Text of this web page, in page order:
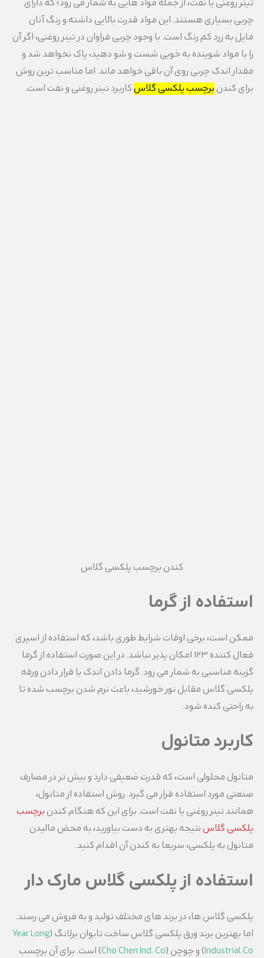
تینر روغنی یا نفت، از جمله مواد هایی به شمار می رود؛ که دارای
چربی بسیاری هستند. این مواد قدرت بالایی داشته و رنگ آنان
مایل به زرد کم رنگ است. با وجود چربی فراوان در تینر روغنی، اگر آن
را با مواد شوینده به خوبی شست و شو دهید، پاک نخواهد شد و
مقدار اندک چربی روی آن باقی خواهد ماند. اما مناسب ترین روش
برای کندن برچسب پلکسی گلاسکاربرد تینر روغنی و نفت است.
کندن برچسب پلکسی گلاس
استفاده از گرما
ممکن است، برخی اوقات شرایط طوری باشد، که استفاده از اسپری
فعال کننده ۱۲۳ امکان پذیر نباشد. در این صورت استفاده از گرما
گزینه مناسبی به شمار می رود. گرما دادن اندک یا قرار دادن ورقه
پلکسی گلاس مقابل نور خورشید، باعث نرم شدن برچسب شده تا
به راحتی کنده شود.
کاربرد متانول
متانول محلولی است، که قدرت ضعیفی دارد و بیش تر در مصارف
صنعتی مورد استفاده قرار می گیرد. روش استفاده از متانول،
همانند تینر روغنی یا نفت است. برای این که هنگام کندن برچسب
پلکسی گلاسنتیجه بهتری به دست بیاورید، به محض مالیدن
متانول به پلکسی، سریعا به کندن آن اقدام کنید.
استفاده از پلکسی گلاس مارک دار
پلکسی گلاس ها، در برند های مختلف تولید و به فروش می رسند.
اما بهترین برند ورق پلکسی گلاس ساخت تایوان یرلانگ (Year Long
Industrial Co) و چوچن (Cho Chen Ind. Co) است. برای آن برچسب